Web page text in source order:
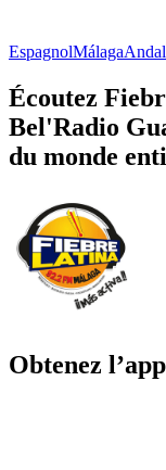
EspagnolMálaga
Écoutez
Bel'Radio
du monde
Obtenez